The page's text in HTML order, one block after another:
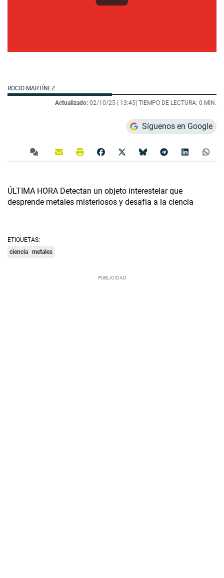
ROCIO MARTÍNEZ
Actualizado: 02/10/25 | 13:45 | TIEMPO DE LECTURA: 0 MIN.
Síguenos en Google
ÚLTIMA HORA Detectan un objeto interestelar que
desprende metales misteriosos y desafía a la ciencia
ETIQUETAS:
ciencia metales